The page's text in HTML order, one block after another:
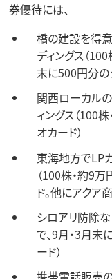
券優待には、
橋の建設を得
ディングス（
末に500円分の
関西ローカル
ィングス（100
オカード）
東海地方でLP
（100株・約9
ド。他にアクア
シロアリ防除
で、9月・3月
ード）